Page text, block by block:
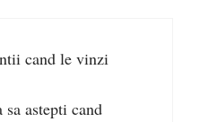
cand le vinzi
sa astepti cand